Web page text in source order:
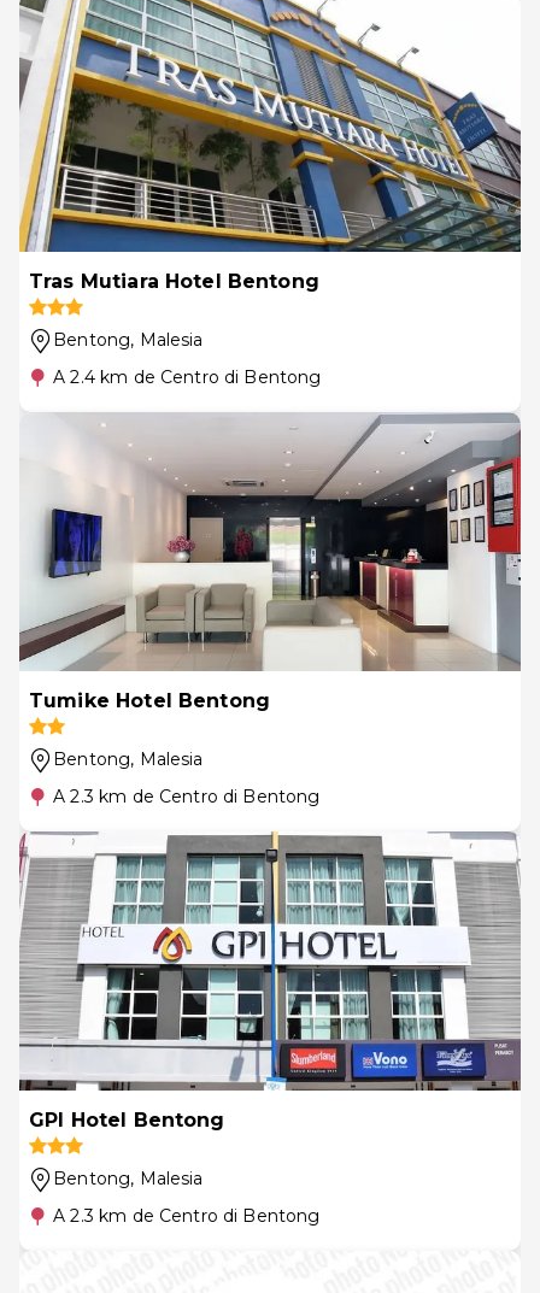
Tras Mutiara Hotel Bentong
Bentong, Malesia
A 2.4 km de Centro di Bentong
Tumike Hotel Bentong
Bentong, Malesia
A 2.3 km de Centro di Bentong
GPI Hotel Bentong
Bentong, Malesia
A 2.3 km de Centro di Bentong